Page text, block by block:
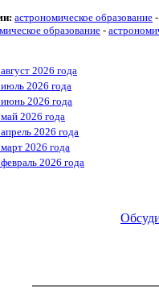
астрономическое образование -
образование -
2026 года
2026 года
2026 года
2026 года
2026 года
2026 года
2026 года